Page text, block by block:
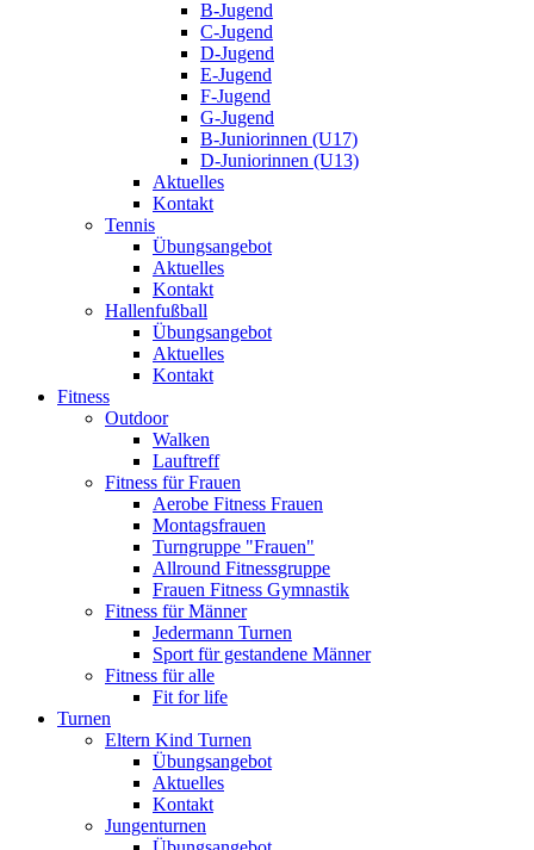
B-Jugend
C-Jugend
D-Jugend
E-Jugend
F-Jugend
G-Jugend
B-Juniorinnen (U17)
D-Juniorinnen (U13)
Aktuelles
Kontakt
Tennis
Übungsangebot
Aktuelles
Kontakt
Hallenfußball
Übungsangebot
Aktuelles
Kontakt
Fitness
Outdoor
Walken
Lauftreff
Fitness für Frauen
Aerobe Fitness Frauen
Montagsfrauen
Turngruppe "Frauen"
Allround Fitnessgruppe
Frauen Fitness Gymnastik
Fitness für Männer
Jedermann Turnen
Sport für gestandene Männer
Fitness für alle
Fit for life
Turnen
Eltern Kind Turnen
Übungsangebot
Aktuelles
Kontakt
Jungenturnen